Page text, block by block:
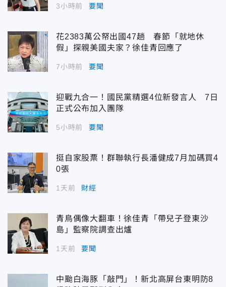
3小時前 要聞
花2383萬公帑出國47趟 春節「就地休
假」探親美國夫家？徐佳青回應了
7小時前 要聞
迎戰九合一！國民黨精選4位新發言人 7日
正式公布加入團隊
5小時前 要聞
挺自家股票！群聯執行長潘健成7月加碼買4
0張
1天前 財經
青鳥偶像大翻車！徐佳青「帶兒子登東沙
島」監察院調查出爐
1天前 要聞
中颱白海豚「敲門」！新北高屏台東明防8